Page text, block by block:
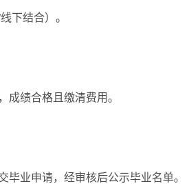
下结合）。
绩合格且缴清费用。
业申请，经审核后公示毕业名单。